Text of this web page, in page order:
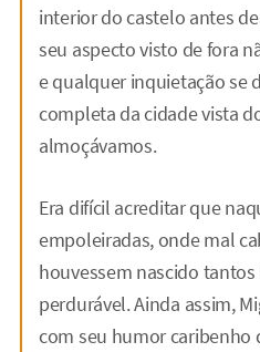
interior do castelo antes
seu aspecto visto de fora
e qualquer inquietação se
completa da cidade vista
almoçávamos.
Era difícil acreditar que
empoleiradas, onde mal
houvessem nascido
perdurável. Ainda assim,
com seu humor caribenho